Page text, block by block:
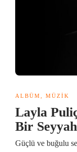
ALBÜM MÜZIK
Layla
Bir
Güçlü ve buğulu